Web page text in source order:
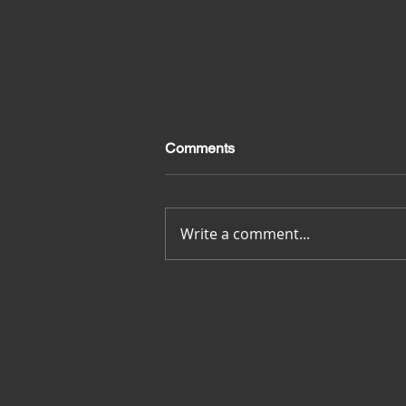
Merci pour tout
Comments
Write a comment...